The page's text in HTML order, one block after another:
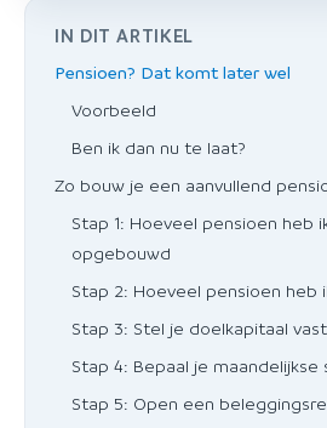
IN DIT ARTIKEL
Pensioen? Dat komt later wel
Voorbeeld
Ben ik dan nu te laat?
Zo bouw je een aanvullend
Stap 1: Hoeveel pensioen heb
opgebouwd
Stap 2: Hoeveel pensioen heb
Stap 3: Stel je doelkapitaal vast
Stap 4: Bepaal je maandelijkse
Stap 5: Open een